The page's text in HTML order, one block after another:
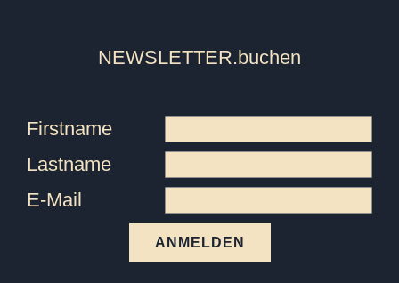
NEWSLETTER.buchen
Firstname
Lastname
E-Mail
ANMELDEN